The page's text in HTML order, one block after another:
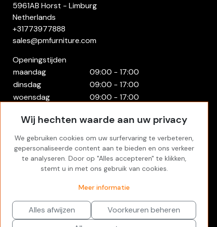
5961AB Horst - Limburg
Netherlands
+31773977888
sales@pmfurniture.com
Openingstijden
maandag
09:00 - 17:00
dinsdag
09:00 - 17:00
woensdag
09:00 - 17:00
vrijdag
09:00 - 17:00
zaterdag
Gesloten
zondag
Gesloten
Rekening
Inloggen
Wij hechten waarde aan uw privacy
We gebruiken cookies om uw surfervaring te verbeteren,
gepersonaliseerde content aan te bieden en ons verkeer
te analyseren. Door op "Alles accepteren" te klikken,
stemt u in met ons gebruik van cookies.
Meer informatie
Alles afwijzen
Voorkeuren beheren